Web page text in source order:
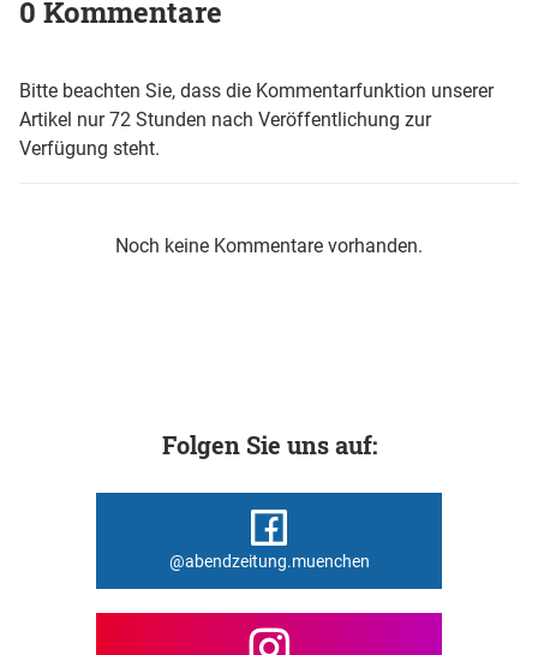
0 Kommentare
Bitte beachten Sie, dass die Kommentarfunktion unserer
Artikel nur 72 Stunden nach Veröffentlichung zur
Verfügung steht.
Noch keine Kommentare vorhanden.
Folgen Sie uns auf:
@abendzeitung.muenchen